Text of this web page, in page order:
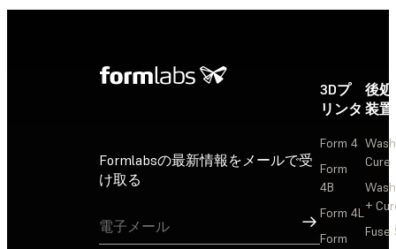
Formlabsの最新情報をメールで受
け取る
サインアップ
3Dプ
リンタ
Form 4
Form
4B
Form 4L
Form
後
装置
Cure
+
Fuse